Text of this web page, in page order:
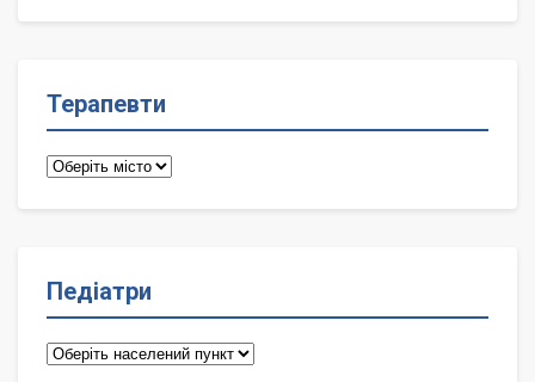
Терапевти
Терапевти
Педіатри
Педіатри